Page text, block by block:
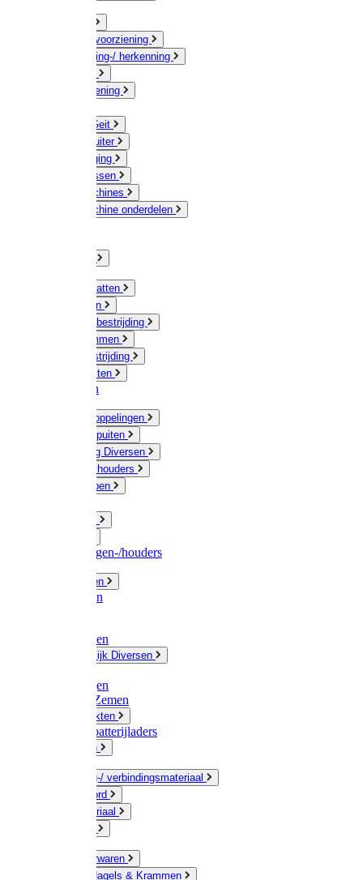
Drinkwatervoorziening
Veemarkering-/ herkenning
Voervoorziening
Schaap / Geit
Paard & Ruiter
Veeverzorging
Scheermessen
Scheermachines
Scheermachine onderdelen
Muizen / Ratten
Drukspuiten
Ongediertebestrijding
Mollenklemmen
Onkruidbestrijding
Vliegenkasten
Meststoffen
Messing koppelingen
Gieters / Spuiten
Besproeiing Diversen
Slangen & houders
Waterpompen
Slangenwagen-/houders
Olie / Vetten
Chemicalien
Plasticzakken
Huishoudelijk Diversen
Zaksluitingen
Sponzen / Zemen
Zeepprodukten
Batterij & batterijladers
Zaklampen
Verpakking-/ verbindingsmateriaal
Touw / Koord
Afdekmateriaal
Kleine ijzerwaren
Spijkers, Nagels & Krammen